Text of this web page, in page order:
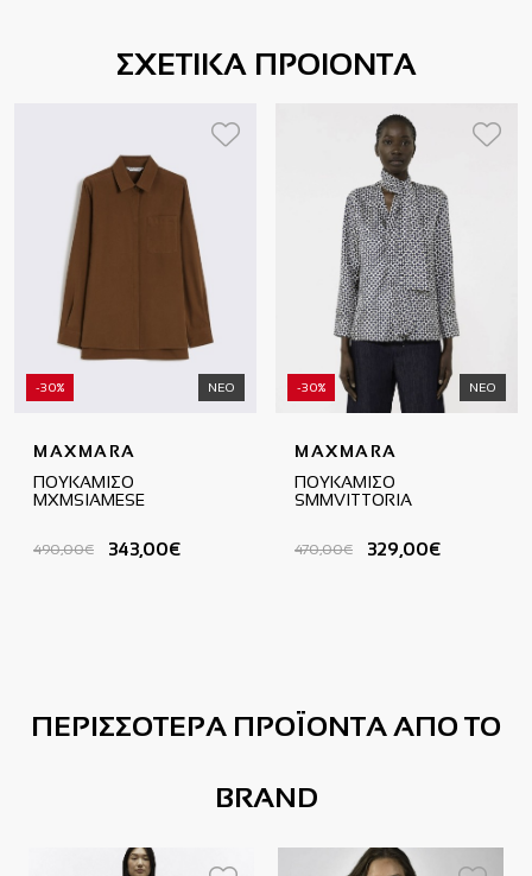
ΣΧΕΤΙΚΑ ΠΡΟΙΟΝΤΑ
ΝΕΟ
-30%
MAXMARA
ΠΟΥΚΑΜΙΣΟ
MXMSIAMESE
490,00€ 343,00€
ΝΕΟ
-30%
MAXMARA
ΠΟΥΚΑΜΙΣΟ
SMMVITTORIA
470,00€ 329,00€
ΠΕΡΙΣΣΟΤΕΡΑ ΠΡΟΪΟΝΤΑ ΑΠΟ ΤΟ
BRAND